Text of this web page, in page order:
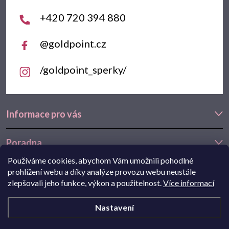
Používáme cookies, abychom Vám umožnili pohodlné
prohlížení webu a díky analýze provozu webu neustále
zlepšovali jeho funkce, výkon a použitelnost.Více informací
Nastavení
Informace pro vás
Poradna
Často hledáte
+420 720 394 880
@goldpoint.cz
/goldpoint_sperky/
Navštivte také náš e-shop Goldstore.cz:zlaté náušnice,dětské
náušnice z bílého zlata